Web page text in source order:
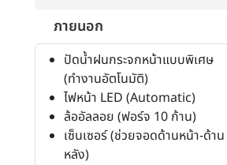
ภายนอก
ปัดน้ำฝนกระจกหน้าแบบพิเศษ
(ทำงานอัตโนมัติ)
ไฟหน้า LED (Automatic)
ล้ออัลลอย (ฟอร์จ 10 ก้าน)
เซ็นเซอร์ (ช่วยจอดด้านหน้า-ด้าน
หลัง)